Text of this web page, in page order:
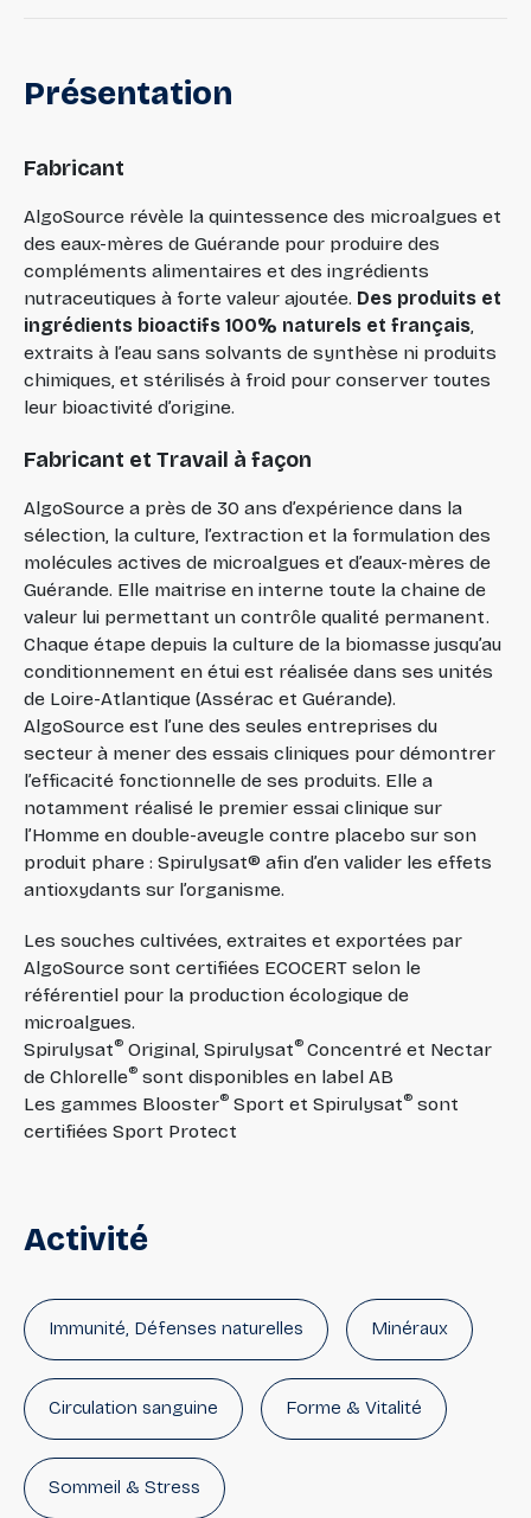
Présentation
Fabricant
AlgoSource révèle la quintessence des microalgues et
des eaux-mères de Guérande pour produire des
compléments alimentaires et des ingrédients
nutraceutiques à forte valeur ajoutée. Des produits et
ingrédients bioactifs 100% naturels et français
extraits à l’eau sans solvants de synthèse ni produits
chimiques, et stérilisés à froid pour conserver toutes
leur bioactivité d’origine.
Fabricant et Travail à façon
AlgoSource a près de 30 ans d’expérience dans la
sélection, la culture, l’extraction et la formulation des
molécules actives de microalgues et d’eaux-mères de
Guérande. Elle maitrise en interne toute la chaine de
valeur lui permettant un contrôle qualité permanent.
Chaque étape depuis la culture de la biomasse jusqu’au
conditionnement en étui est réalisée dans ses unités
de Loire-Atlantique (Assérac et Guérande).
AlgoSource est l’une des seules entreprises du
secteur à mener des essais cliniques pour démontrer
l’efficacité fonctionnelle de ses produits. Elle a
notamment réalisé le premier essai clinique sur
l’Homme en double-aveugle contre placebo sur son
produit phare : Spirulysat® afin d’en valider les effets
antioxydants sur l’organisme.
Les souches cultivées, extraites et exportées par
AlgoSource sont certifiées ECOCERT selon le
référentiel pour la production écologique de
microalgues.
Spirulysat® Original, Spirulysat® Concentré et Nectar
de Chlorelle® sont disponibles en label AB
Les gammes Blooster® Sport et Spirulysat® sont
certifiées Sport Protect
Activité
Immunité, Défenses naturelles Minéraux
Circulation sanguine Forme & Vitalité
Sommeil & Stress